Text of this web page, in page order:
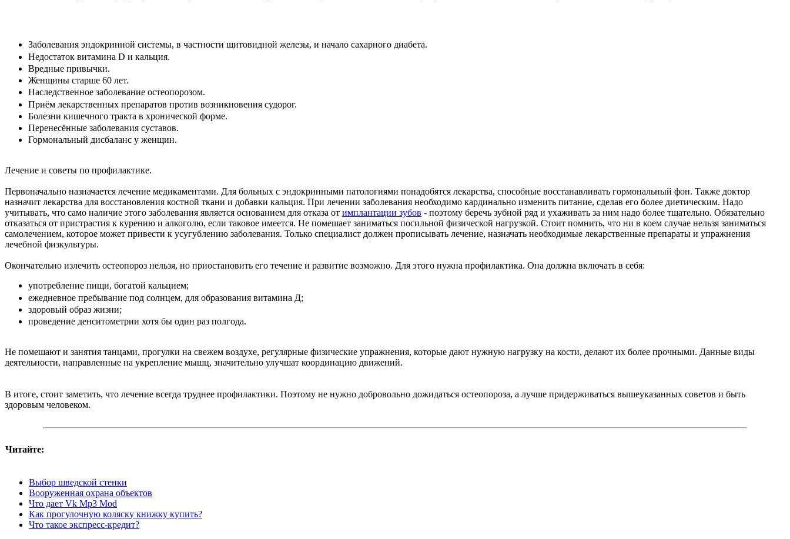
Заболевания эндокринной системы, в частности щитовидной железы, и начало сахарного диабета.
Недостаток витамина D и кальция.
Вредные привычки.
Женщины старше 60 лет.
Наследственное заболевание остеопорозом.
Приём лекарственных препаратов против возникновения судорог.
Болезни кишечного тракта в хронической форме.
Перенесённые заболевания суставов.
Гормональный дисбаланс у женщин.
Лечение и советы по профилактике.
Первоначально назначается лечение медикаментами. Для больных с эндокринными патологиями понадобятся лекарства, способные восстанавливать гормональный фон. Также доктор
назначит лекарства для восстановления костной ткани и добавки кальция. При лечении заболевания необходимо кардинально изменить питание, сделав его более диетическим. Надо
учитывать, что само наличие этого заболевания является основанием для отказа от имплантации зубов - поэтому беречь зубной ряд и ухаживать за ним надо более тщательно. Обязательно
отказаться от пристрастия к курению и алкоголю, если таковое имеется. Не помешает заниматься посильной физической нагрузкой. Стоит помнить, что ни в коем случае нельзя заниматься
самолечением, которое может привести к усугублению заболевания. Только специалист должен прописывать лечение, назначать необходимые лекарственные препараты и упражнения
лечебной физкультуры.
Окончательно излечить остеопороз нельзя, но приостановить его течение и развитие возможно. Для этого нужна профилактика. Она должна включать в себя:
употребление пищи, богатой кальцием;
ежедневное пребывание под солнцем, для образования витамина Д;
здоровый образ жизни;
проведение денситометрии хотя бы один раз полгода.
Не помешают и занятия танцами, прогулки на свежем воздухе, регулярные физические упражнения, которые дают нужную нагрузку на кости, делают их более прочными. Данные виды
деятельности, направленные на укрепление мышц, значительно улучшат координацию движений.
В итоге, стоит заметить, что лечение всегда труднее профилактики. Поэтому не нужно добровольно дожидаться остеопороза, а лучше придерживаться вышеуказанных советов и быть
здоровым человеком.
Читайте:
Выбор шведской стенки
Вооруженная охрана объектов
Что дает Vk Mp3 Mod
Как прогулочную коляску книжку купить?
Что такое экспресс-кредит?